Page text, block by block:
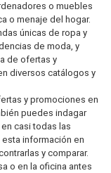
o muebles
o menaje del hogar.
únicas de ropa y
de moda, y
de ofertas y
diversos catálogos y
y promociones en
puedes indagar
casi todas las
información en
y comparar.
o en la oficina antes